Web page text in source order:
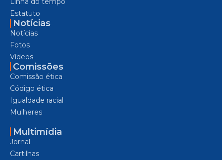
Estatuto
Notícias
Notícias
Fotos
Vídeos
Comissões
Comissão ética
Código ética
Igualdade racial
Mulheres
Multimídia
Jornal
Cartilhas